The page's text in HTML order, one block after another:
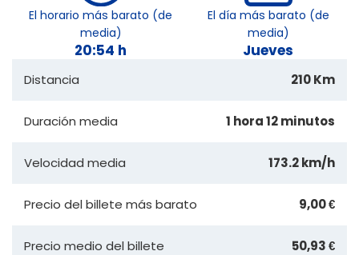
El horario más barato (de
media)
20:54 h
El día más barato (de
media)
Jueves
Distancia 210 Km
Duración media 1 hora 12 minutos
Velocidad media 173.2 km/h
Precio del billete más barato 9,00 €
Precio medio del billete 50,93 €